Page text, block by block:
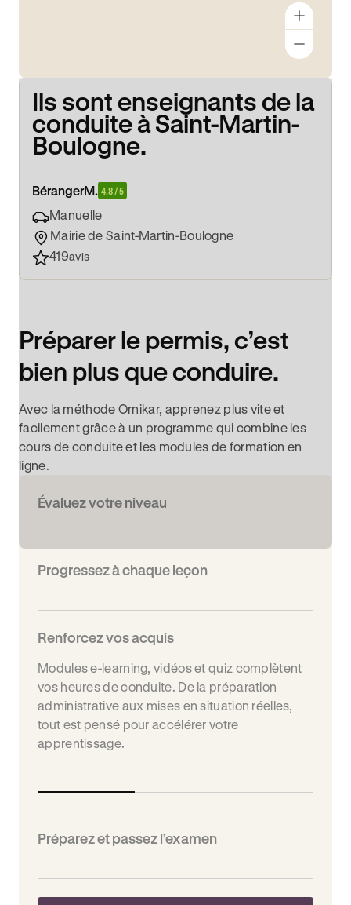
Ils sont enseignants de la
conduite à Saint-Martin-
Boulogne.
BérangerM. 4.8 / 5
Manuelle
Mairie de Saint-Martin-Boulogne
419avis
Préparer le permis, c’est
bien plus que conduire.
Avec la méthode Ornikar, apprenez plus vite et
facilement grâce à un programme qui combine les
cours de conduite et les modules de formation en
ligne.
Évaluez votre niveau
Progressez à chaque leçon
Renforcez vos acquis
Modules e-learning, vidéos et quiz complètent
vos heures de conduite. De la préparation
administrative aux mises en situation réelles,
tout est pensé pour accélérer votre
apprentissage.
Préparez et passez l’examen